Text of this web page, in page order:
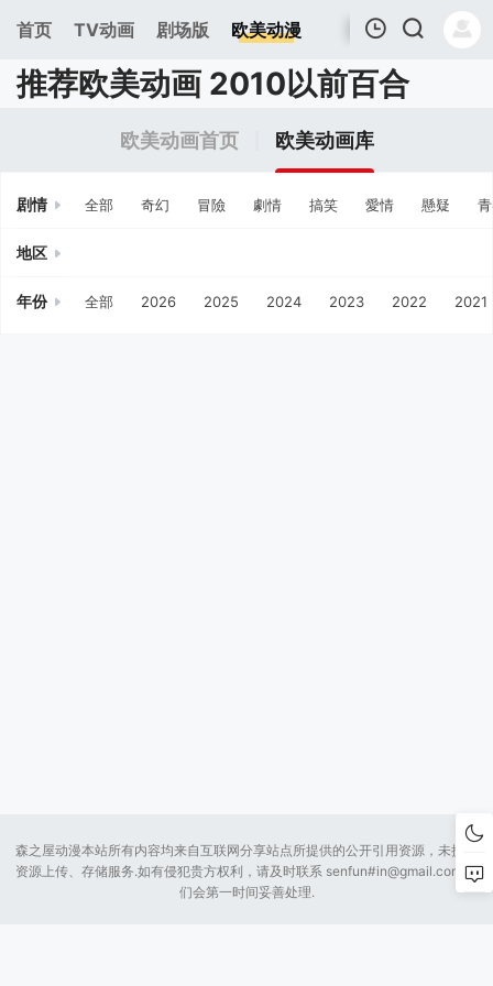
首页 TV动画 剧场版 欧美动漫
我的观影记录
推荐欧美动画 2010以前百合
欧美动画首页 欧美动画库
剧情 全部 奇幻 冒險 劇情 搞笑 愛情 懸疑
地区
年份 全部 2026 2025 2024 2023 2022 2021
森之屋动漫本站所有内容均来自互联网分享站点所提供的公开引用资源，未提供
资源上传、存储服务.如有侵犯贵方权利，请及时联系 senfun#in@gmail.com 我
们会第一时间妥善处理.